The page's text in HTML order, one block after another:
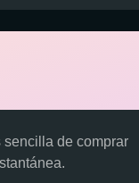
sencilla de comprar